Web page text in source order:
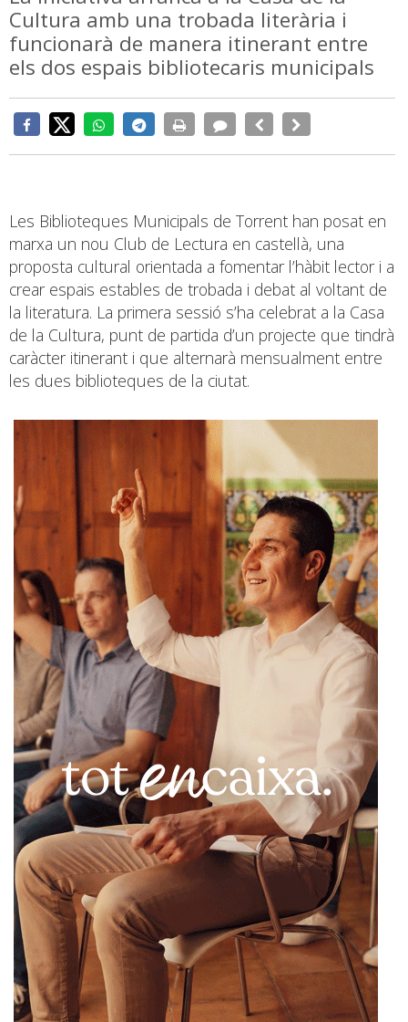
Cultura amb una trobada literària i
funcionarà de manera itinerant entre
els dos espais bibliotecaris municipals
Les Biblioteques Municipals de Torrent han posat en
marxa un nou Club de Lectura en castellà, una
proposta cultural orientada a fomentar l’hàbit lector i a
crear espais estables de trobada i debat al voltant de
la literatura. La primera sessió s’ha celebrat a la Casa
de la Cultura, punt de partida d’un projecte que tindrà
caràcter itinerant i que alternarà mensualment entre
les dues biblioteques de la ciutat.